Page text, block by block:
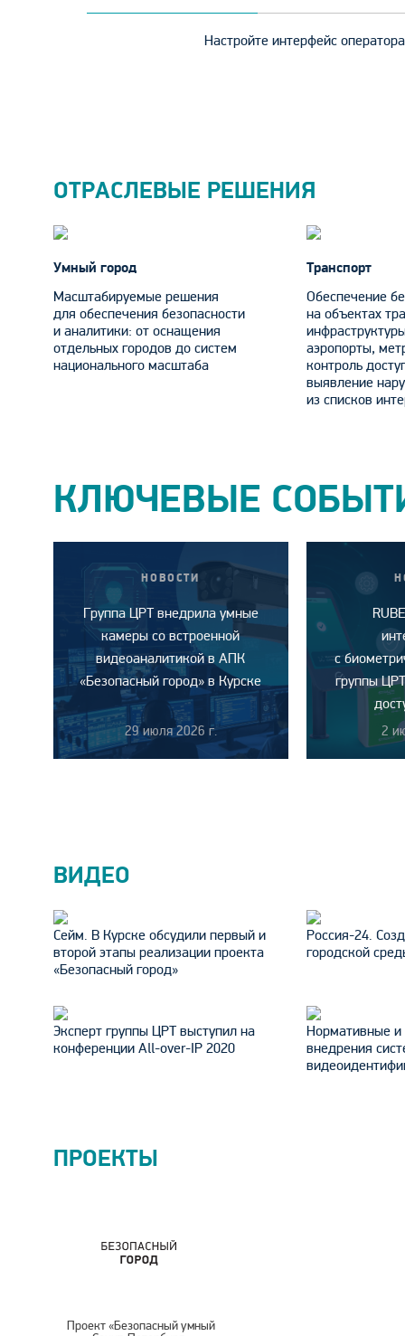
Настройте интерфейс
ОТРАСЛЕВЫЕ РЕШЕНИЯ
Умный город
Масштабируемые решения
для обеспечения безопасности
и аналитики: от оснащения
отдельных городов до систем
национального масштаба
Транспорт
Обеспечение
на объектах
аэропорты,
контроль
выявление
из списков
КЛЮЧЕВЫЕ
НОВОСТИ
Группа ЦРТ внедрила умные
камеры со встроенной
видеоаналитикой в АПК
«Безопасный город» в Курске
29 июля 2026 г.
с
группы
2
ВИДЕО
Сейм. В Курске обсудили первый и
второй этапы реализации проекта
«Безопасный город»
Россия-24.
городской
Эксперт группы ЦРТ выступил на
конференции All-over-IP 2020
Нормативные и
внедрения
ПРОЕКТЫ
Проект «Безопасный умный